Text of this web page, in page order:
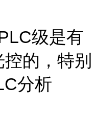
级是有
的，特别
分析